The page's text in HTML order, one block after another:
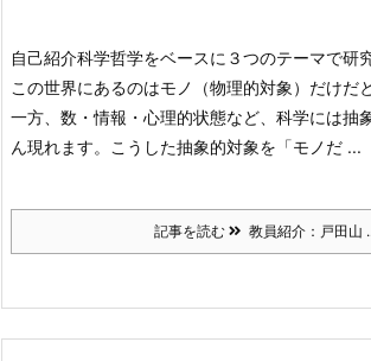
自己紹介科学哲学をベースに３つのテーマで研
この世界にあるのはモノ（物理的対象）だけだ
一方、数・情報・心理的状態など、科学には抽
ん現れます。こうした抽象的対象を「モノだ ...
記事を読む 教員紹介：戸田山